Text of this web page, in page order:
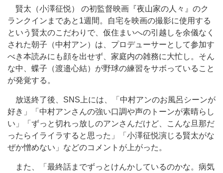
賢太（小澤征悦） の初監督映画『夜山家の人々』のク
ランクインまであと1週間。自宅を映画の撮影に使用する
という賢太のこだわりで、仮住まいへの引越しを余儀なく
された朝子（中村アン）は、プロデューサーとして参加す
べき本読みにも顔を出せず、家庭内の雑務に大忙し。そん
な中、蝶子（渡邉心結）が野球の練習をサボっていること
が発覚する。
放送終了後、SNS上には、「中村アンのお風呂シーンが
好き」「中村アンさんの強い口調や声のトーンが素晴らし
い」「ずっと切れっ放しのアンさんだけど、こんな旦那だ
ったらイライラすると思った」「小澤征悦演じる賢太がな
ぜか憎めない」などのコメントが上がった。
また、「最終話までずっとけんかしているのかな。病気